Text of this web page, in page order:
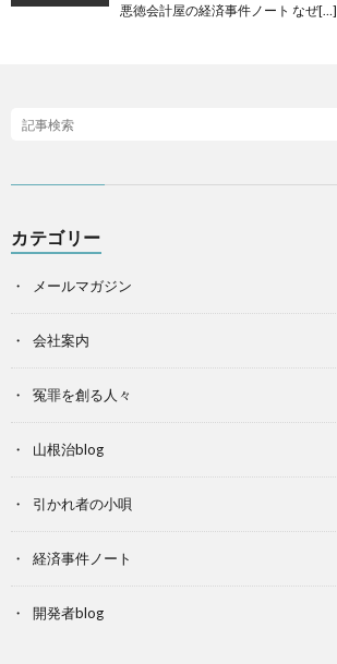
悪徳会計屋の経済事件ノート なぜ[…]
カテゴリー
メールマガジン
会社案内
冤罪を創る人々
山根治blog
引かれ者の小唄
経済事件ノート
開発者blog